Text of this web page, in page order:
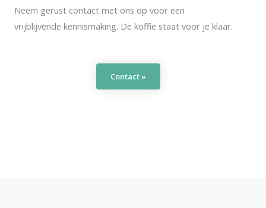
Neem gerust contact met ons op voor een
vrijblijvende kennismaking. De koffie staat voor je klaar.
Contact »